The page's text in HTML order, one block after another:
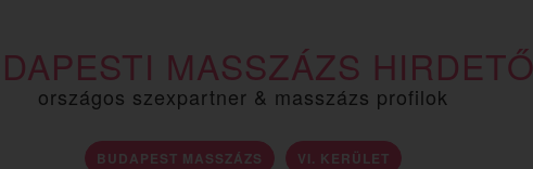
MASSZÁZS HIRDETŐ
országos szexpartner & masszázs profilok
BUDAPEST MASSZÁZS VI. KERÜLET